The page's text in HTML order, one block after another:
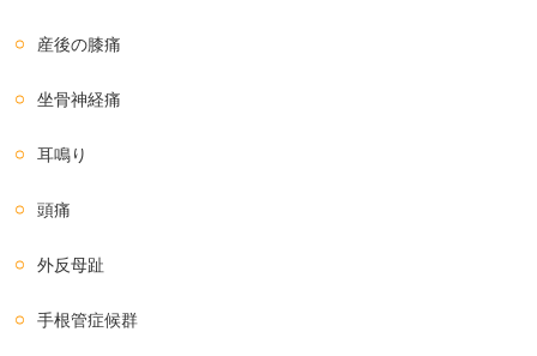
産後の膝痛
坐骨神経痛
耳鳴り
頭痛
外反母趾
手根管症候群